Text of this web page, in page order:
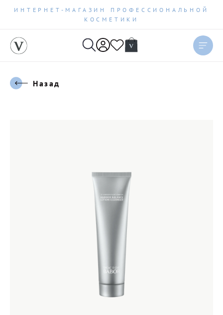
ИНТЕРНЕТ-МАГАЗИН ПРОФЕССИОНАЛЬНОЙ
КОСМЕТИКИ
Назад